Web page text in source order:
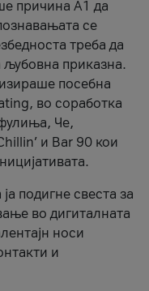
причина А1 да
се
треба да
љубовна приказна.
посебна
во соработка
Че,
и Bar 90 кои
подигне свеста за
во дигиталната
носи
и